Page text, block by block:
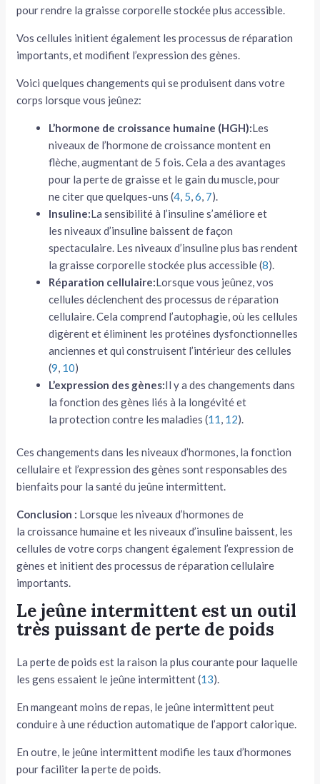
pour rendre la graisse corporelle stockée plus accessible.
Vos cellules initient également les processus de réparation
importants, et modifient l’expression des gènes.
Voici quelques changements qui se produisent dans votre
corps lorsque vous jeûnez:
L’hormone de croissance humaine (HGH):Les
niveaux de l’hormone de croissance montent en
flèche, augmentant de 5 fois. Cela a des avantages
pour la perte de graisse et le gain du muscle, pour
ne citer que quelques-uns (4, 5,6, 7).
Insuline:La sensibilité à l’insuline s’améliore et
les niveaux d’insuline baissent de façon
spectaculaire. Les niveaux d’insuline plus bas rendent
la graisse corporelle stockée plus accessible (8).
Réparation cellulaire:Lorsque vous jeûnez, vos
cellules déclenchent des processus de réparation
cellulaire. Cela comprend l’autophagie, où les cellules
digèrent et éliminent les protéines dysfonctionnelles
anciennes et qui construisent l’intérieur des cellules
(9, 10)
L’expression des gènes:Il y a des changements dans
la fonction des gènes liés à la longévité et
la protection contre les maladies (11, 12).
Ces changements dans les niveaux d’hormones, la fonction
cellulaire et l’expression des gènes sont responsables des
bienfaits pour la santé du jeûne intermittent.
Conclusion : Lorsque les niveaux d’hormones de
la croissance humaine et les niveaux d’insuline baissent, les
cellules de votre corps changent également l’expression de
gènes et initient des processus de réparation cellulaire
importants.
Le jeûne intermittent est un outil
très puissant de perte de poids
La perte de poids est la raison la plus courante pour laquelle
les gens essaient le jeûne intermittent (13).
En mangeant moins de repas, le jeûne intermittent peut
conduire à une réduction automatique de l’apport calorique.
En outre, le jeûne intermittent modifie les taux d’hormones
pour faciliter la perte de poids.